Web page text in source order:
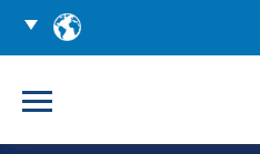
בחר
שפה